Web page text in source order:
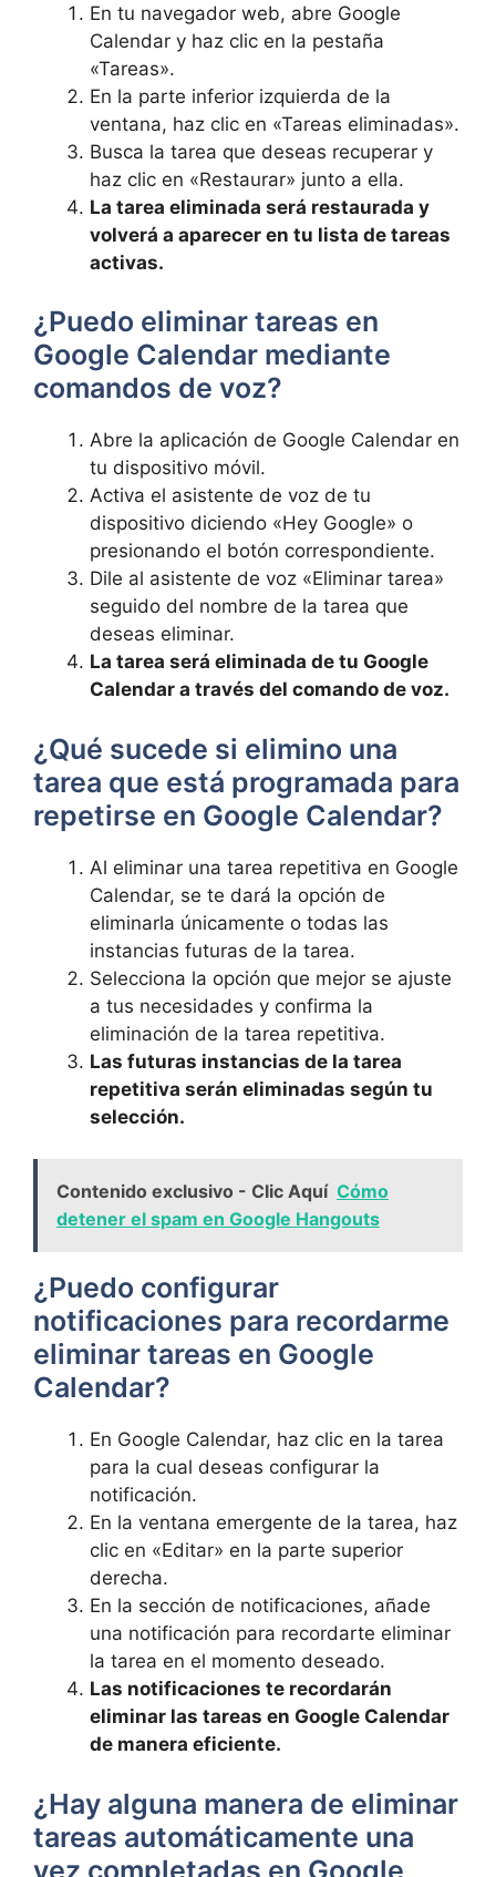
En tu⁤ navegador web, abre Google
Calendar y haz clic en​ la pestaña‌
«Tareas».
En la parte inferior‍ izquierda de la
ventana, haz clic en «Tareas eliminadas».
Busca la tarea que deseas ⁤recuperar y
haz clic en «Restaurar» junto a ella.
La tarea ​eliminada ‌será restaurada y
⁤volverá a aparecer en tu lista⁤ de tareas
activas.
¿Puedo eliminar⁣ tareas en
Google Calendar mediante
comandos de⁣ voz?
Abre la aplicación de Google ‌Calendar en
tu‌ dispositivo móvil.
Activa el asistente de voz de tu‍
dispositivo diciendo «Hey Google» o
presionando el botón correspondiente.
Dile al asistente de voz «Eliminar tarea»
seguido del nombre de la ​tarea que
deseas ⁢eliminar.
La tarea será eliminada de ‍tu Google
Calendar ⁣a través del comando de voz.
¿Qué sucede ​si elimino una
tarea que está programada para
repetirse en Google Calendar?
Al eliminar una tarea repetitiva en Google
Calendar, se te ⁣dará la ​opción de
eliminarla ‌únicamente o todas las
instancias futuras de la tarea.
Selecciona la opción que mejor se​ ajuste
a tus necesidades⁣ y confirma la​
eliminación de la​ tarea‍ repetitiva.
Las futuras instancias de la tarea
repetitiva serán eliminadas según tu
selección.
Contenido exclusivo - Clic Aquí Cómo
detener el spam en Google Hangouts
¿Puedo configurar
notificaciones para recordarme
eliminar tareas ⁤en Google
Calendar?
En Google Calendar, haz clic en la tarea
⁤para la cual deseas configurar‍ la‍
notificación.
En la‍ ventana emergente de‌ la tarea, ⁤haz
clic en «Editar» ‌en la parte‌ superior
derecha.
En la sección​ de notificaciones, añade
una notificación⁤ para recordarte eliminar
la tarea en el momento deseado.
Las notificaciones te recordarán
eliminar las tareas en Google Calendar‍
de manera eficiente.
¿Hay alguna manera de eliminar
tareas ⁣automáticamente una
vez completadas‌ en Google